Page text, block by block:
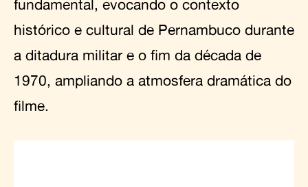
fundamental, evocando o contexto
histórico e cultural de Pernambuco durante
a ditadura militar e o fim da década de
1970, ampliando a atmosfera dramática do
filme.